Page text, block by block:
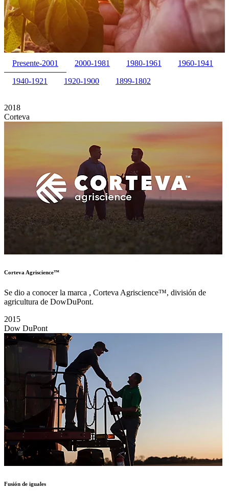
Presente-2001 2000-1981 1980-1961 1960-1941
1940-1921 1920-1900 1899-1802
2018
Corteva
Corteva Agriscience™
Se dio a conocer la marca , Corteva Agriscience™, división de
agricultura de DowDuPont.
2015
Dow DuPont
Fusión de iguales